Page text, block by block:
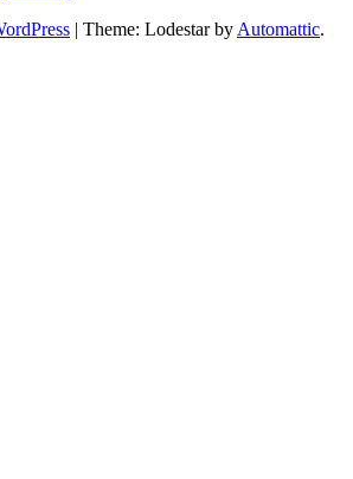
| Theme: Lodestar by Automattic.